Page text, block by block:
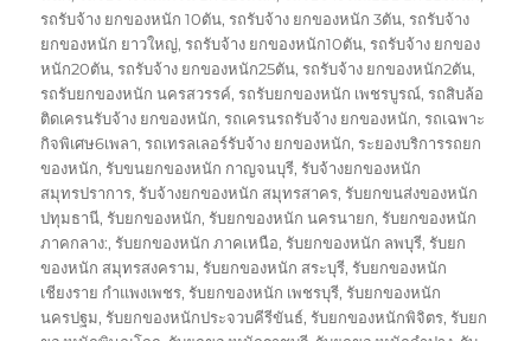
รถรับจ้าง ยกของหนัก 10ตัน,รถรับจ้าง ยกของหนัก 3ตัน,รถรับจ้าง
ยกของหนัก ยาวใหญ่,รถรับจ้าง ยกของหนัก10ตัน,รถรับจ้าง ยกของ
หนัก20ตัน,รถรับจ้าง ยกของหนัก25ตัน,รถรับจ้าง ยกของหนัก2ตัน,
รถรับยกของหนัก นครสวรรค์,รถรับยกของหนัก เพชรบูรณ์,รถสิบล้อ
ติดเครนรับจ้าง ยกของหนัก,รถเครนรถรับจ้าง ยกของหนัก,รถเฉพาะ
กิจพิเศษ6เพลา,รถเทรลเลอร์รับจ้าง ยกของหนัก,ระยองบริการรถยก
ของหนัก,รับขนยกของหนัก กาญจนบุรี,รับจ้างยกของหนัก
สมุทรปราการ,รับจ้างยกของหนัก สมุทรสาคร,รับยกขนส่งของหนัก
ปทุมธานี,รับยกของหนัก,รับยกของหนัก นครนายก,รับยกของหนัก
ภาคกลาง:,รับยกของหนัก ภาคเหนือ,รับยกของหนัก ลพบุรี,รับยก
ของหนัก สมุทรสงคราม,รับยกของหนัก สระบุรี,รับยกของหนัก
เชียงราย กำแพงเพชร,รับยกของหนัก เพชรบุรี,รับยกของหนัก
นครปฐม,รับยกของหนักประจวบคีรีขันธ์,รับยกของหนักพิจิตร,รับยก